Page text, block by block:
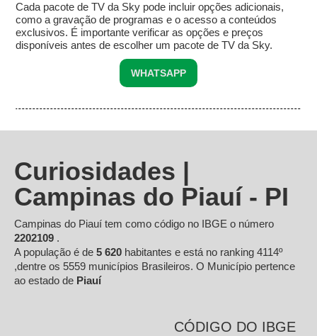
Cada pacote de TV da Sky pode incluir opções adicionais,
como a gravação de programas e o acesso a conteúdos
exclusivos. É importante verificar as opções e preços
disponíveis antes de escolher um pacote de TV da Sky.
WHATSAPP
Curiosidades |
Campinas do Piauí - PI
Campinas do Piauí tem como código no IBGE o número
2202109 .
A população é de 5 620 habitantes e está no ranking 4114º
,dentre os 5559 municípios Brasileiros. O Município pertence
ao estado de Piauí
CÓDIGO DO IBGE